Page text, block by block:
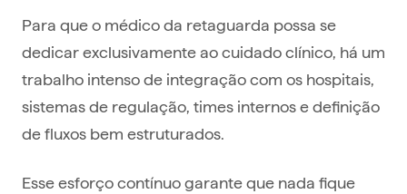
Para que o médico da retaguarda possa se
dedicar exclusivamente ao cuidado clínico, há um
trabalho intenso de integração com os hospitais,
sistemas de regulação, times internos e definição
de fluxos bem estruturados.
Esse esforço contínuo garante que nada fique